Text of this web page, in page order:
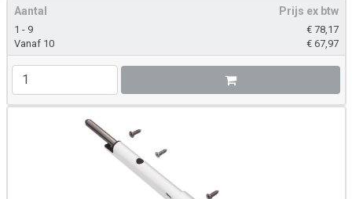
Aantal Prijs ex btw
1 - 9 € 78,17
Vanaf 10
€ 67,97